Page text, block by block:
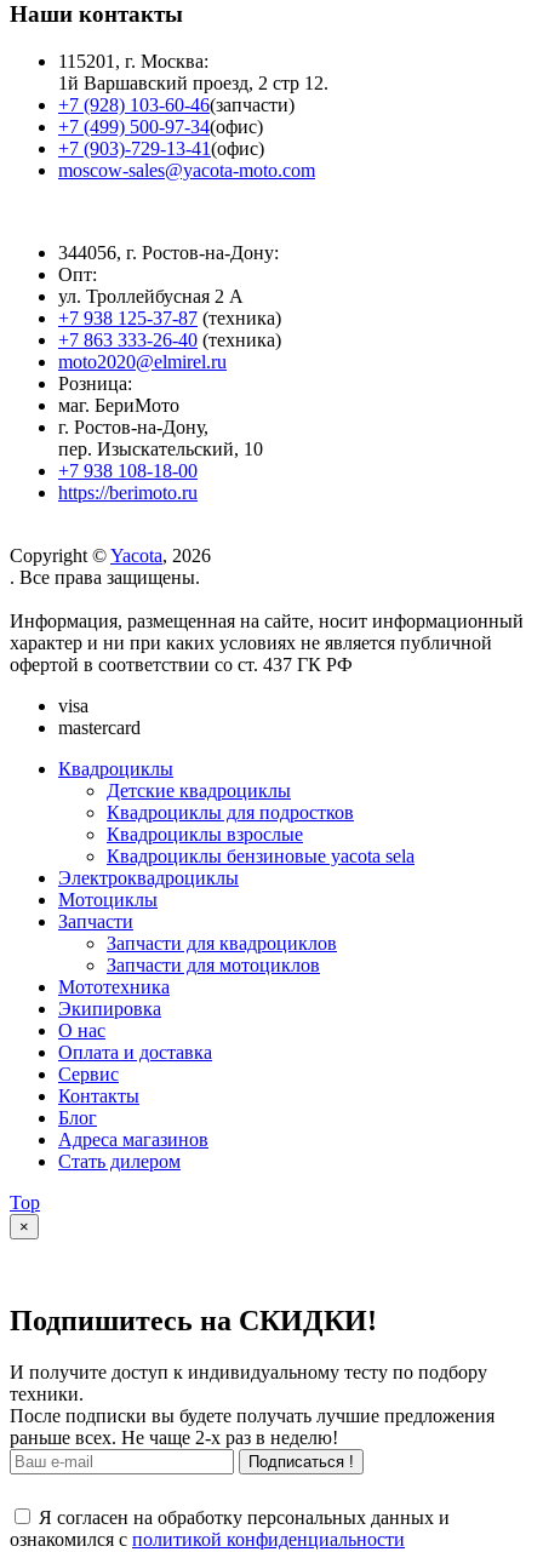
Наши контакты
115201, г. Москва:
1й Варшавский проезд, 2 стр 12.
+7 (928) 103-60-46(запчасти)
+7 (499) 500-97-34(офис)
+7 (903)-729-13-41(офис)
moscow-sales@yacota-moto.com
344056, г. Ростов-на-Дону:
Опт:
ул. Троллейбусная 2 А
+7 938 125-37-87 (техника)
+7 863 333-26-40 (техника)
moto2020@elmirel.ru
Розница:
маг. БериМото
г. Ростов-на-Дону,
пер. Изыскательский, 10
+7 938 108-18-00
https://berimoto.ru
Copyright ©Yacota, 2026
. Все права защищены.
Информация, размещенная на сайте, носит информационный
характер и ни при каких условиях не является публичной
офертой в соответствии со ст. 437 ГК РФ
visa
mastercard
Квадроциклы
Детские квадроциклы
Квадроциклы для подростков
Квадроциклы взрослые
Квадроциклы бензиновые yacota sela
Электроквадроциклы
Мотоциклы
Запчасти
Запчасти для квадроциклов
Запчасти для мотоциклов
Мототехника
Экипировка
О нас
Оплата и доставка
Сервис
Контакты
Блог
Адреса магазинов
Стать дилером
Top
×
Подпишитесь на СКИДКИ!
И получите доступ к индивидуальному тесту по подбору
техники.
После подписки вы будете получать лучшие предложения
раньше всех. Не чаще 2-х раз в неделю!
Подписаться !
Я согласен на обработку персональных данных и
ознакомился с политикой конфиденциальности